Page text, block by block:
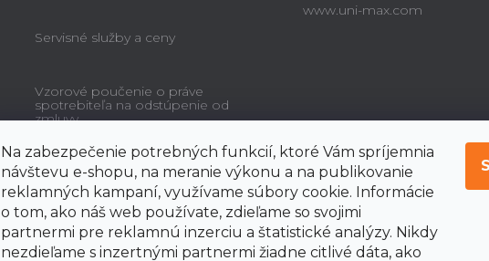
Na zabezpečenie potrebných funkcií, ktoré Vám spríjemnia
návštevu e-shopu, na meranie výkonu a na publikovanie
reklamných kampaní, využívame súbory cookie. Informácie
o tom, ako náš web používate, zdieľame so svojimi
partnermi pre reklamnú inzerciu a štatistické analýzy. Nikdy
nezdieľame s inzertnými partnermi žiadne citlivé dáta, ako
Servisné služby a ceny
Vzorové poučenie o práve
spotrebiteľa na odstúpenie od
zmluvy
www.uni-max.com